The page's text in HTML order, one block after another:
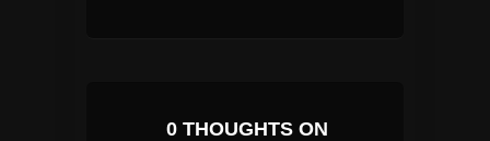
0 THOUGHTS ON